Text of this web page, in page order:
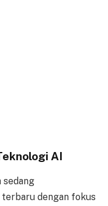
AI
sedang
dengan fokus